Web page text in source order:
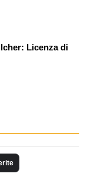
Licenza di